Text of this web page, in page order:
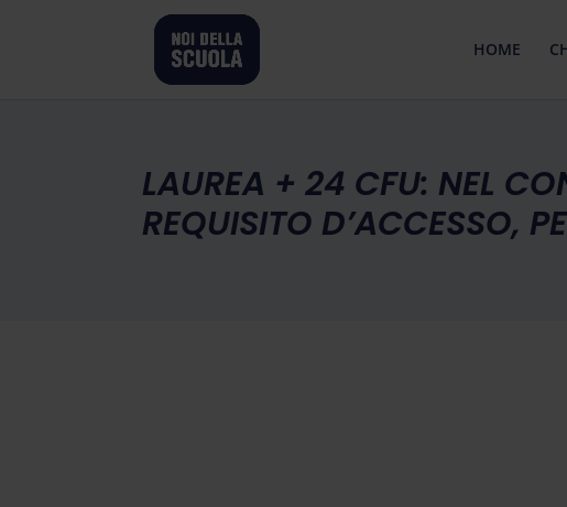
HOME
LAUREA + 24 CFU: NEL
REQUISITO D’ACCESSO,